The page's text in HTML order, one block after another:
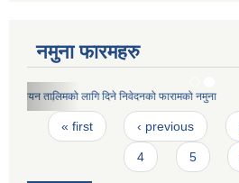
नमुना फारमहरु
जन्मदर्ता प्रमाणपत्रको ढाचा
Pages
« first ‹ previous
4 5